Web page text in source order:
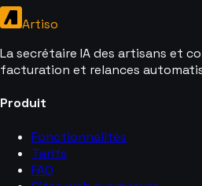
Artiso
La secrétaire IA des artisans et
facturation et relances
Produit
Fonctionnalités
Tarifs
FAQ